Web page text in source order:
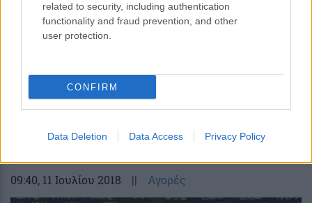
related to security, including authentication
functionality and fraud prevention, and other
user protection.
CONFIRM
Data Deletion Data Access Privacy Policy
Με άνοδο έκλεισε το χρηματιστήριο του
09:40, 11 Ιουλίου 2018 || Αγορές